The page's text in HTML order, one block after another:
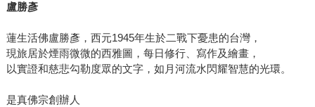
盧勝彥
蓮生活佛盧勝彥，西元1945年生於二戰下憂患的台灣，
現旅居於煙雨微微的西雅圖，每日修行、寫作及繪畫，
以實證和慈悲勾勒度眾的文字，如月河流水閃耀智慧的光環。
是真佛宗創辦人